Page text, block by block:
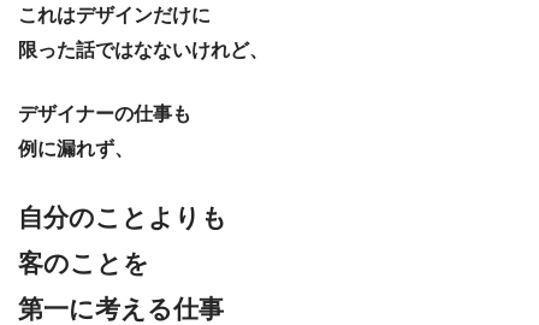
これはデザインだけに
限った話ではなないけれど、
デザイナーの仕事も
例に漏れず、
自分のことよりも
客のことを
第一に考える仕事